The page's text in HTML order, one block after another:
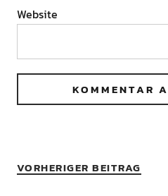
Website
VORHERIGER BEITRAG